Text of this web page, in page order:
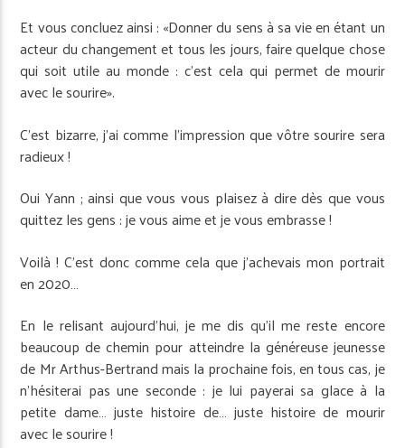
Et vous concluez ainsi : «Donner du sens à sa vie en étant un
acteur du changement et tous les jours, faire quelque chose
qui soit utile au monde : c’est cela qui permet de mourir
avec le sourire».
C’est bizarre, j’ai comme l’impression que vôtre sourire sera
radieux !
Oui Yann ; ainsi que vous vous plaisez à dire dès que vous
quittez les gens : je vous aime et je vous embrasse !
Voilà ! C’est donc comme cela que j’achevais mon portrait
en 2020…
En le relisant aujourd’hui, je me dis qu’il me reste encore
beaucoup de chemin pour atteindre la généreuse jeunesse
de Mr Arthus-Bertrand mais la prochaine fois, en tous cas, je
n’hésiterai pas une seconde : je lui payerai sa glace à la
petite dame… juste histoire de… juste histoire de mourir
avec le sourire !